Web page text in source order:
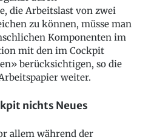
die Arbeitslast von zwei
zu können, müsse man
Komponenten im
mit den im Cockpit
berücksichtigen, so die
weiter.
nichts Neues
allem während der